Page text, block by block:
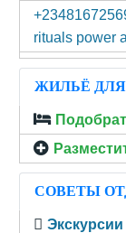
rituals power
ЖИЛЬЁ
СОВЕТЫ